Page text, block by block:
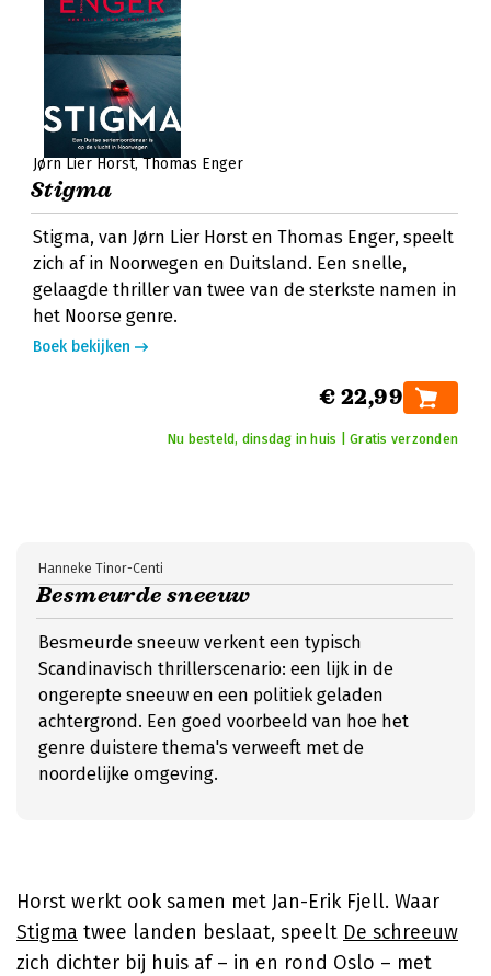
Jørn Lier Horst Thomas Enger
Stigma
Stigma, van Jørn Lier Horst en Thomas Enger, speelt
zich af in Noorwegen en Duitsland. Een snelle,
gelaagde thriller van twee van de sterkste namen in
het Noorse genre.
Boek bekijken
€ 22,99
Nu besteld, dinsdag in huis | Gratis verzonden
Besmeurde sneeuw
Hanneke Tinor-Centi
Besmeurde sneeuw verkent een typisch
Scandinavisch thrillerscenario: een lijk in de
ongerepte sneeuw en een politiek geladen
achtergrond. Een goed voorbeeld van hoe het
genre duistere thema's verweeft met de
noordelijke omgeving.
Horst werkt ook samen met Jan-Erik Fjell. Waar
Stigma twee landen beslaat, speelt De schreeuw
zich dichter bij huis af – in en rond Oslo – met